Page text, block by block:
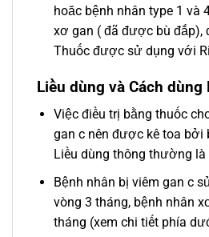
hoăc bệnh nhân type 1 và
xơ gan ( đã được bù đắp),
Thuốc được sử dụng với
Liều dùng và Cách dùng
Việc điều trị bằng thuốc
gan c nên được kê toa bởi
Liều dùng thông thường là
Bệnh nhân bị viêm gan c
vòng 3 tháng, bệnh nhân
tháng (xem chi tiết phía